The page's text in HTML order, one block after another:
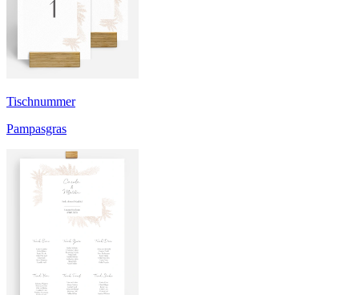
Tischnummer
Pampasgras